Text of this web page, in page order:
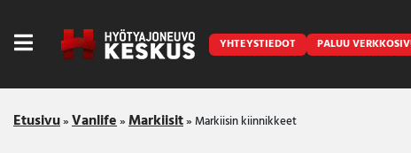
YHTEYSTIEDOT PALUU
Etusivu»Vanlife»Markiisit»Markiisin kiinnikkeet